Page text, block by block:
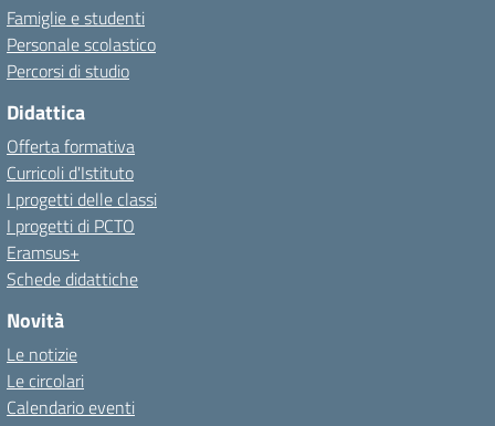
Famiglie e studenti
Personale scolastico
Percorsi di studio
Didattica
Offerta formativa
Curricoli d'Istituto
I progetti delle classi
I progetti di PCTO
Eramsus+
Schede didattiche
Novità
Le notizie
Le circolari
Calendario eventi